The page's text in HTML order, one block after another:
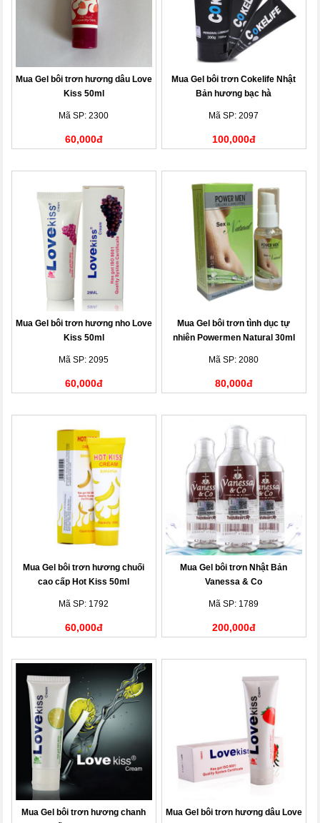
Mua Gel bôi trơn hương dâu Love
Kiss 50ml
Mã SP: 2300
60,000đ
Mua Gel bôi trơn Cokelife Nhật
Bản hương bạc hà
Mã SP: 2097
100,000đ
Mua Gel bôi trơn hương nho Love
Kiss 50ml
Mã SP: 2095
60,000đ
Mua Gel bôi trơn tình dục tự
nhiên Powermen Natural 30ml
Mã SP: 2080
80,000đ
Mua Gel bôi trơn hương chuối
cao cấp Hot Kiss 50ml
Mã SP: 1792
60,000đ
Mua Gel bôi trơn Nhật Bản
Vanessa & Co
Mã SP: 1789
200,000đ
Mua Gel bôi trơn hương chanh
Mua Gel bôi trơn hương dâu Love